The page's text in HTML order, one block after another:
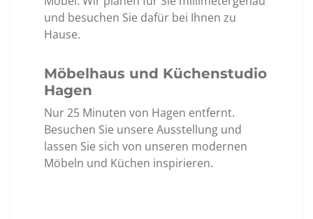
und besuchen Sie dafür bei Ihnen zu
Hause.
Möbelhaus und Küchenstudio
Hagen
Nur 25 Minuten von Hagen entfernt.
Besuchen Sie unsere Ausstellung und
lassen Sie sich von unseren modernen
Möbeln und Küchen inspirieren.